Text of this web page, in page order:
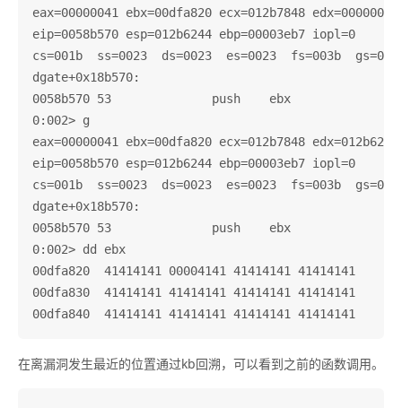
eax=00000041 ebx=00dfa820 ecx=012b7848
eip=0058b570 esp=012b6244 ebp=00003eb7 iopl=0
cs=001b  ss=0023  ds=0023  es=0023  fs=003b
dgate+0x18b570:
0058b570 53              push    ebx
0:002> g
eax=00000041 ebx=00dfa820 ecx=012b7848
eip=0058b570 esp=012b6244 ebp=00003eb7 iopl=0
cs=001b  ss=0023  ds=0023  es=0023  fs=003b
dgate+0x18b570:
0058b570 53              push    ebx
0:002> dd ebx
00dfa820  41414141 00004141 41414141 41414141
00dfa830  41414141 41414141 41414141 41414141
在离漏洞发生最近的位置通过kb回溯，可以看到之前的函数调用。